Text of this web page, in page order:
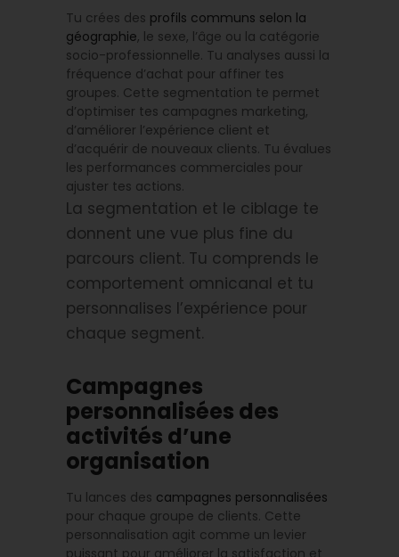
Tu crées des profils communs selon la
géographie, le sexe, l’âge ou la catégorie
socio-professionnelle. Tu analyses aussi la
fréquence d’achat pour affiner tes
groupes. Cette segmentation te permet
d’optimiser tes campagnes marketing,
d’améliorer l’expérience client et
d’acquérir de nouveaux clients. Tu évalues
les performances commerciales pour
ajuster tes actions.
La segmentation et le ciblage te
donnent une vue plus fine du
parcours client. Tu comprends le
comportement omnicanal et tu
personnalises l’expérience pour
chaque segment.
Campagnes
personnalisées des
activités d’une
organisation
Tu lances des campagnes personnalisées
pour chaque groupe de clients. Cette
personnalisation agit comme un levier